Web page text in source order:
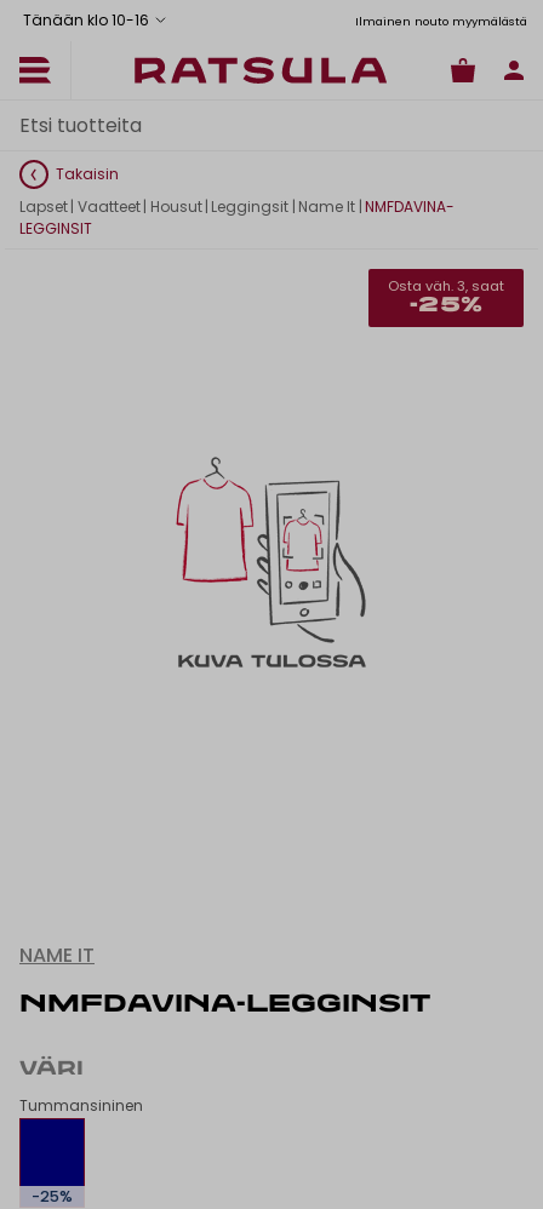
Tänään klo 10-16
Toimituskulut alk. 6,90€
Manner-Suomeen yli 120 euron tilauksiin Ilmainen nouto myymälästä
Takaisin
Lapset| Vaatteet| Housut | Leggingsit | Name It |NMFDAVINA-
LEGGINSIT
Osta väh. 3, saat
-25%
NAME IT
NMFDAVINA-LEGGINSIT
VÄRI
Tummansininen
-25%